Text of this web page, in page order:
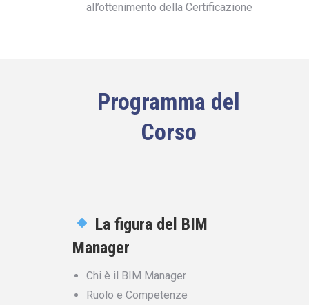
all’ottenimento della Certificazione
Programma del
Corso
La figura del BIM
Manager
Chi è il BIM Manager
Ruolo e Competenze